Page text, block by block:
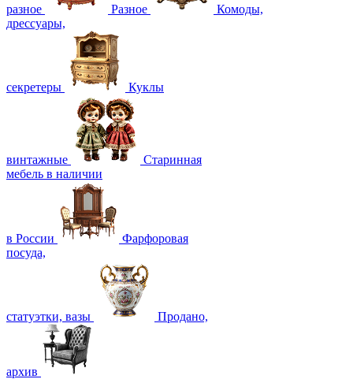
разное Разное
Комоды,
дрессуары,
секретеры Куклы
винтажные
Старинная
мебель в наличии
в России
Фарфоровая
посуда,
статуэтки, вазы Продано,
архив